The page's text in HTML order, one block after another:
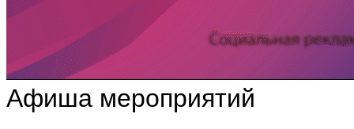
Афиша мероприятий